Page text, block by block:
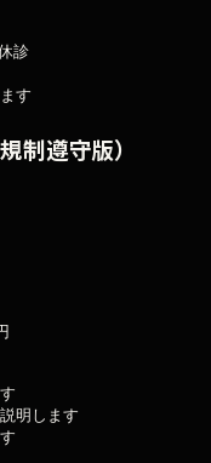
診
制遵守版）
明します